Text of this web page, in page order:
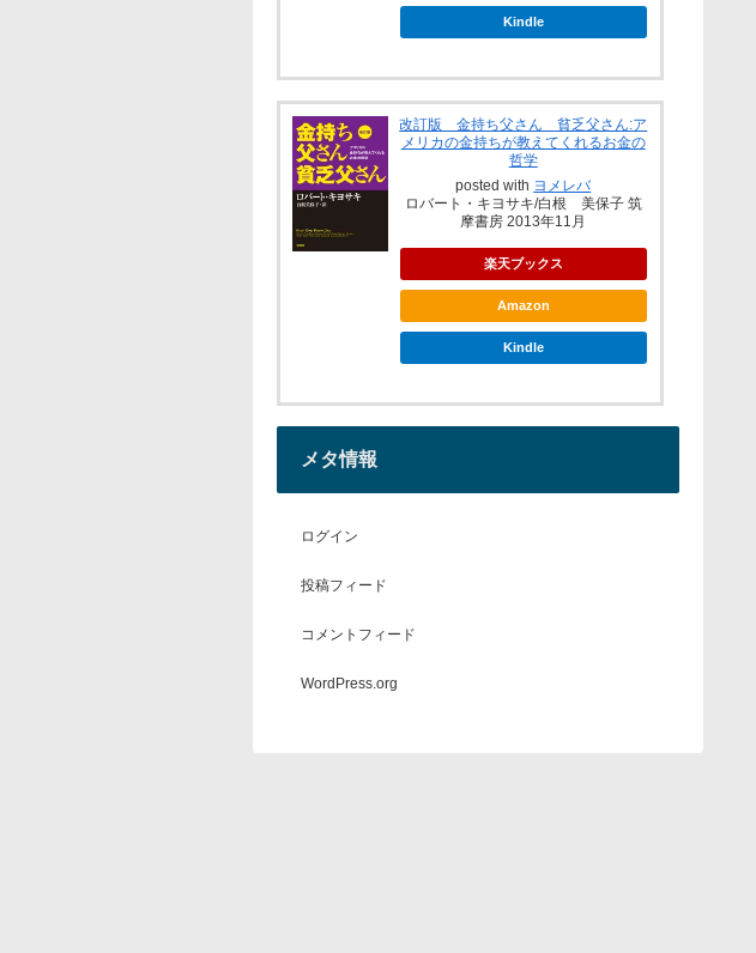
Kindle
改訂版 金持ち父さん 貧乏父さん:ア
メリカの金持ちが教えてくれるお金の
哲学
posted with ヨメレバ
ロバート・キヨサキ/白根 美保子 筑
摩書房 2013年11月
楽天ブックス
Amazon
Kindle
メタ情報
ログイン
投稿フィード
コメントフィード
WordPress.org